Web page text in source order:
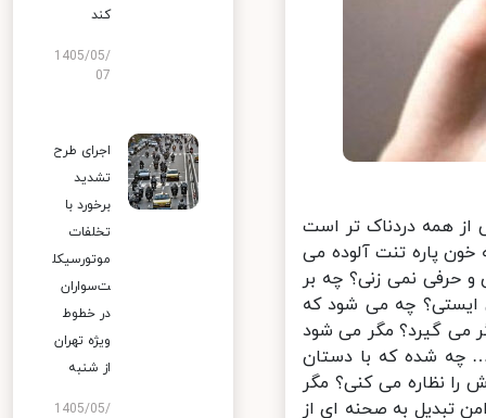
از همه دردناک تر است
پاره تنت آلوده می
نمی زنی؟ چه بر
ایستی؟ چه می شود که
می گیرد؟ مگر می شود
چه شده که با دستان
نظاره می کنی؟ مگر
تبدیل به صحنه ای از
کند
1405/05/
07
اجرای طرح
تشدید
برخورد با
تخلفات
موتورسیکل
ت‌سواران
در خطوط
ویژه تهران
از شنبه
1405/05/